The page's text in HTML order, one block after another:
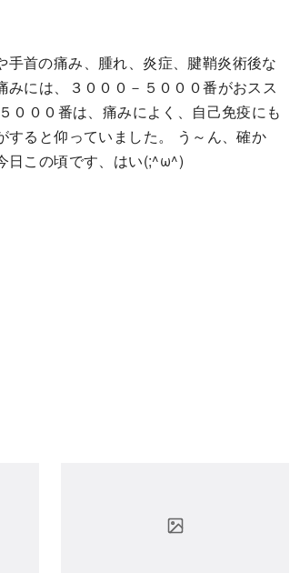
手首の痛み、腫れ、炎症、腱鞘炎術後な
には、３０００－５０００番がおスス
０００番は、痛みによく、自己免疫にも
ると仰っていました。 う～ん、確か
日この頃です、はい(;^ω^)